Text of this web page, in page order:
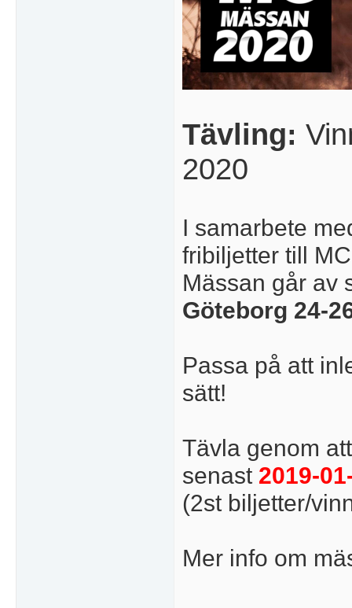
Tävling:
2020
I samarbete
fribiljetter till
Mässan går av
Göteborg 24-
Passa på att
sätt!
Tävla genom
senast 2019-
(2st biljetter/
Mer info om